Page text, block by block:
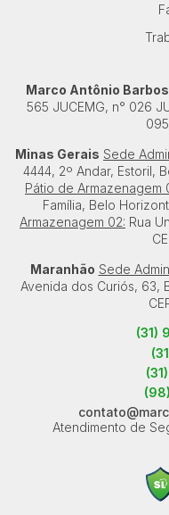
Marco Antônio
565 JUCEMG, n° 026
Minas Gerais Sede
4444, 2º Andar, Estoril,
Pátio de Armazenagem
Família, Belo
Armazenagem 02: Rua
Maranhão Sede
Avenida dos Curiós, 63,
(31)
Atendimento de